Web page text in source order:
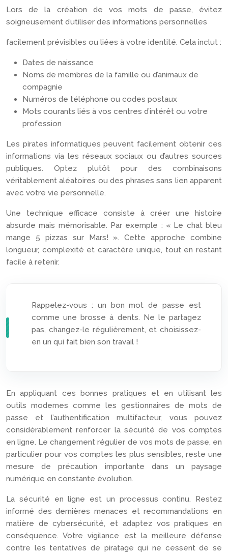
Lors de la création de vos mots de passe, évitez
soigneusement d’utiliser des informations personnelles
facilement prévisibles ou liées à votre identité. Cela inclut :
Dates de naissance
Noms de membres de la famille ou d’animaux de
compagnie
Numéros de téléphone ou codes postaux
Mots courants liés à vos centres d’intérêt ou votre
profession
Les pirates informatiques peuvent facilement obtenir ces
informations via les réseaux sociaux ou d’autres sources
publiques. Optez plutôt pour des combinaisons
véritablement aléatoires ou des phrases sans lien apparent
avec votre vie personnelle.
Une technique efficace consiste à créer une histoire
absurde mais mémorisable. Par exemple : « Le chat bleu
mange 5 pizzas sur Mars! ». Cette approche combine
longueur, complexité et caractère unique, tout en restant
facile à retenir.
Rappelez-vous : un bon mot de passe est
comme une brosse à dents. Ne le partagez
pas, changez-le régulièrement, et choisissez-
en un qui fait bien son travail !
En appliquant ces bonnes pratiques et en utilisant les
outils modernes comme les gestionnaires de mots de
passe et l’authentification multifacteur, vous pouvez
considérablement renforcer la sécurité de vos comptes
en ligne. Le changement régulier de vos mots de passe, en
particulier pour vos comptes les plus sensibles, reste une
mesure de précaution importante dans un paysage
numérique en constante évolution.
La sécurité en ligne est un processus continu. Restez
informé des dernières menaces et recommandations en
matière de cybersécurité, et adaptez vos pratiques en
conséquence. Votre vigilance est la meilleure défense
contre les tentatives de piratage qui ne cessent de se